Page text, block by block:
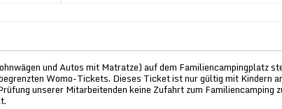
und Autos mit Matratze) auf dem Familiencampingplatz
Womo-Tickets. Dieses Ticket ist nur gültig mit Kindern
unserer Mitarbeitenden keine Zufahrt zum Familiencamping